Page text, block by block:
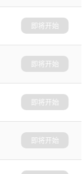
即将开始
即将开始
即将开始
即将开始